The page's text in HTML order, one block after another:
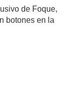
de Foque,
botones en la